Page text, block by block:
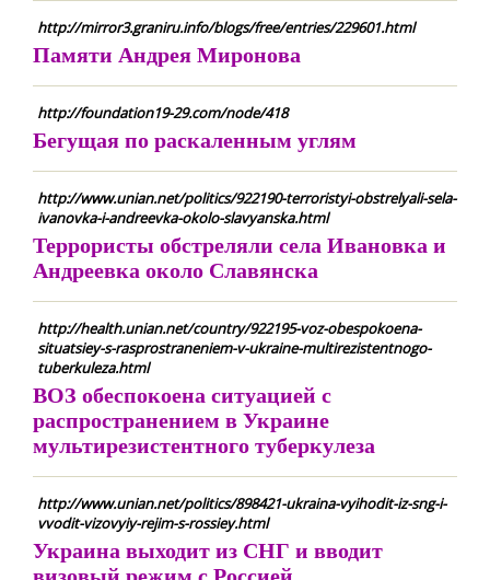
http://mirror3.graniru.info/blogs/free/entries/229601.html
Памяти Андрея Миронова
http://foundation19-29.com/node/418
Бегущая по раскаленным углям
http://www.unian.net/politics/922190-terroristyi-obstrelyali-sela-
ivanovka-i-andreevka-okolo-slavyanska.html
Террористы обстреляли села Ивановка и
Андреевка около Славянска
http://health.unian.net/country/922195-voz-obespokoena-
situatsiey-s-rasprostraneniem-v-ukraine-multirezistentnogo-
tuberkuleza.html
ВОЗ обеспокоена ситуацией с
распространением в Украине
мультирезистентного туберкулеза
http://www.unian.net/politics/898421-ukraina-vyihodit-iz-sng-i-
vvodit-vizovyiy-rejim-s-rossiey.html
Украина выходит из СНГ и вводит